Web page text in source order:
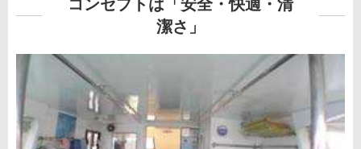
コンセプトは「安全・快適・清
潔さ」